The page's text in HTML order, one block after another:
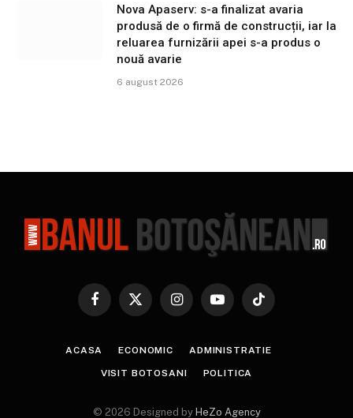
Nova Apaserv: s-a finalizat avaria
produsă de o firmă de construcții, iar la
reluarea furnizării apei s-a produs o
nouă avarie
6 august 2026
Facebook
X
InstagramYouTubeTikTok
ACASA ECONOMIC ADMINISTRATIE
VISIT BOTOSANI POLITICA
© 2026 Designed by HeZo Agency